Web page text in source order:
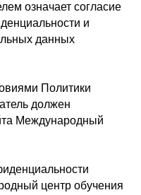
означает согласие
и
данных
Политики
должен
Международный
центр обучения